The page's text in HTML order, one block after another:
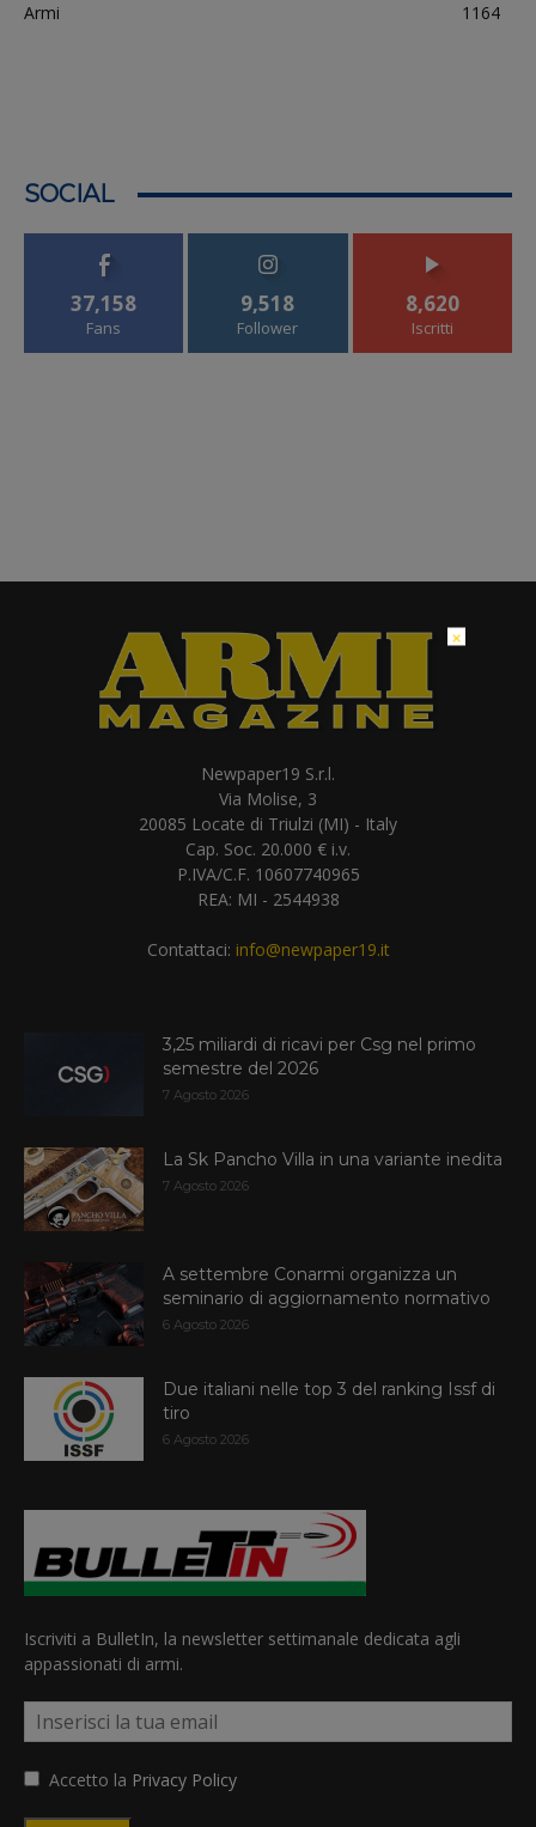
Armi
1164
SOCIAL
37,158
Fans
9,518
Follower
8,620
Iscritti
Newpaper19 S.r.l.
Via Molise, 3
20085 Locate di Triulzi (MI) - Italy
Cap. Soc. 20.000 € i.v.
P.IVA/C.F. 10607740965
REA: MI - 2544938
Contattaci: info@newpaper19.it
3,25 miliardi di ricavi per Csg nel primo
semestre del 2026
7 Agosto 2026
La Sk Pancho Villa in una variante inedita
7 Agosto 2026
A settembre Conarmi organizza un
seminario di aggiornamento normativo
6 Agosto 2026
Due italiani nelle top 3 del ranking Issf di
tiro
6 Agosto 2026
Iscriviti a BulletIn, la newsletter settimanale dedicata agli
appassionati di armi.
Accetto la Privacy Policy
×